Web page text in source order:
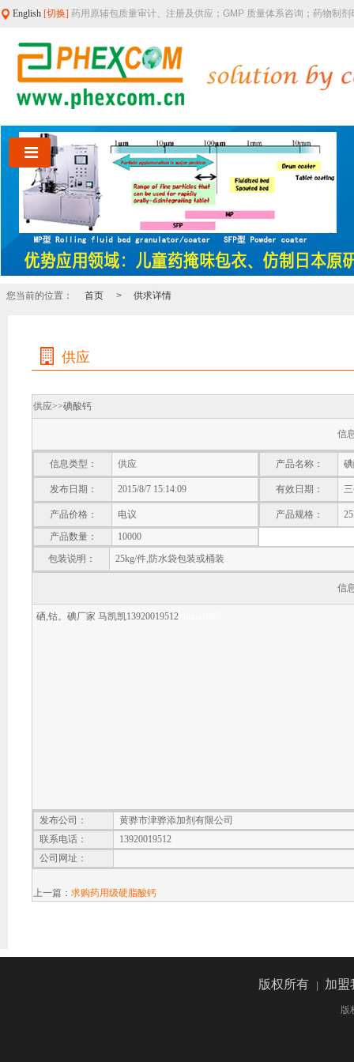
English [切换] 药用原辅包质量审计、注册及供应；GMP 质量体系咨询；药物制
您当前的位置： 首页 > 供求详情
供应
供应>>碘酸钙
信
信息类型： 供应 产品名称：
发布日期： 2015/8/7 15:14:09 有效日期：
产品价格： 电议 产品规格：
产品数量：
10000
包装说明：
25kg/件,防水袋包装或桶装
信
硒,钴。碘厂家 马凯凯13920019512
发布公司：
黄骅市津骅添加剂有限公司
联系电话：
13920019512
公司网址：
上一篇：求购药用级硬脂酸钙
版权所有 加
版